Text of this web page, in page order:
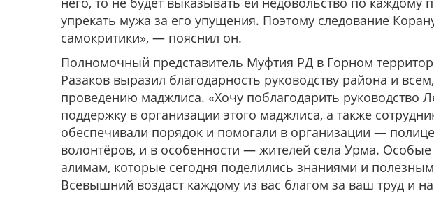
упрекать мужа за его упущения. Поэтому следование
самокритики», — пояснил он.
Полномочный представитель Муфтия РД в Горном
Разаков выразил благодарность руководству района и
проведению маджлиса. «Хочу поблагодарить руководство
поддержку в организации этого маджлиса, а также
обеспечивали порядок и помогали в организации —
волонтёров, и в особенности — жителей села Урма.
алимам, которые сегодня поделились знаниями и
Всевышний воздаст каждому из вас благом за ваш труд и